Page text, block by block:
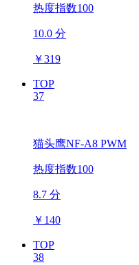
热度指数100
10.0 分
￥319
TOP
37
猫头鹰NF-A8 PWM
热度指数100
8.7 分
￥ 140
TOP
38